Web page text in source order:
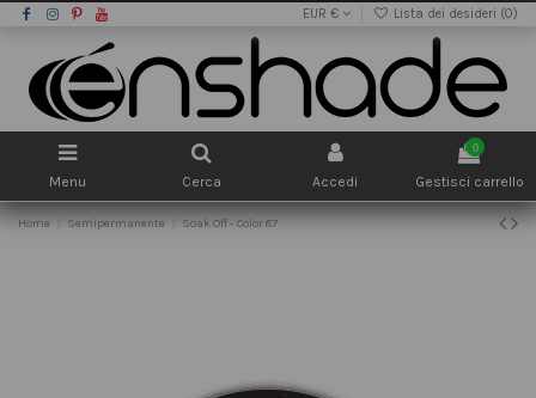
EUR € Lista dei desideri (0)
Menu Cerca Accedi
0
Gestisci carrello
Home Semipermanente Soak Off - Color 87